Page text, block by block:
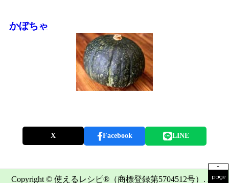
かぼちゃ
X Facebook LINE
Copyright © 使えるレシピ®（商標登録第5704512号）. All